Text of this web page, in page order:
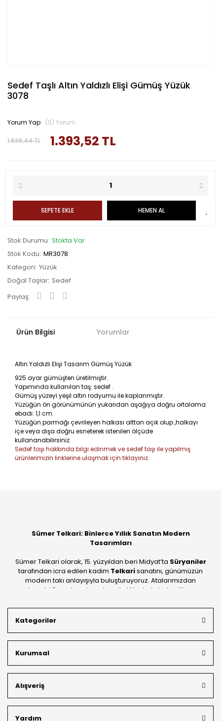
Sedef Taşlı Altın Yaldızlı Elişi Gümüş Yüzük
3078
1.639,44 TL 1.393,52 TL
Yorum Yap (0) Yorum
SEPETE EKLE HEMEN AL
Stok Durumu Stokta Var
Stok Kodu MR3078
Kategori Yüzük
Doğal Taşlar Sedef
Paylaş:
Ürün Bilgisi Yorumlar
Altın Yaldızlı Elişi Tasarım Gümüş Yüzük
925 ayar gümüşten üretilmiştir.
Yapımında kullanılan taş: sedef .
Gümüş yüzeyi yeşil altın rodyumu ile kaplanmıştır.
Yüzüğün ön görünümünün yukarıdan aşağıya doğru ortalama
ebadı: 1,1 cm.
Yüzüğün parmağı çevrileyen halkası alttan açık olup ,halkayı
içe veya dışa doğru esneterek istenilen ölçüde
kullananabilirsiniz.
Sedef taşı hakkında bilgi edinmek ve sedef taşı ile yapılmış
ürünlerimizin linklerine ulaşmak için tıklayınız.
Sümer Telkari: Binlerce Yıllık Sanatın Modern
Tasarımları
Sümer Telkari olarak, 15. yüzyıldan beri Midyat’ta Süryaniler
tarafından icra edilen kadim Telkarisanatını, günümüzün
modern takı anlayışıyla buluşturuyoruz. Atalarımızdan
devraldığımız bu mirası; kendi atölyelerimizde, dünya
Mardin’in tarihi dokusunu yansıtan geleneksel işlemeleri, her
bütçeye uygun
müşterilerimizin özel siparişlerini benzersiz bir titizlikle
hazırlıyor; köklü geçmişimizi geleceğin takı modasına
güvenle taşıyoruz.
Kategoriler
Kurumsal
Alışveriş
Yardım